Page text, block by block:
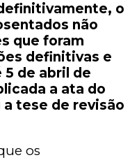
o
não
que foram
definitivas e
5 de abril de
a ata do
tese de revisão
os